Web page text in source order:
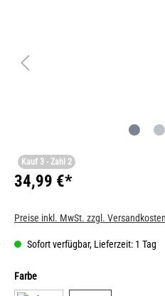
Kauf 3 - Zahl 2
34,99 €*
Preise inkl. MwSt. zzgl. Versandkosten
Sofort verfügbar, Lieferzeit: 1 Tag
Farbe